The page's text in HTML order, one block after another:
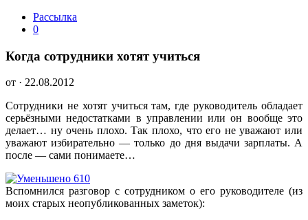
Рассылка
0
Когда сотрудники хотят учиться
от · 22.08.2012
Сотрудники не хотят учиться там, где руководитель обладает
серьёзными недостатками в управлении или он вообще это
делает… ну очень плохо. Так плохо, что его не уважают или
уважают избирательно — только до дня выдачи зарплаты. А
после — сами понимаете…
Вспомнился разговор с сотрудником о его руководителе (из
моих старых неопубликованных заметок):